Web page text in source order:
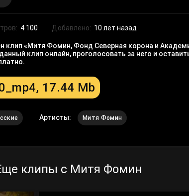
4 100 Добавлено: 10 лет назад
клип «Митя Фомин, Фонд Северная корона и
клип онлайн, проголосовать за него и
17.44 Mb
Артисты: Митя Фомин
клипы с Митя Фомин